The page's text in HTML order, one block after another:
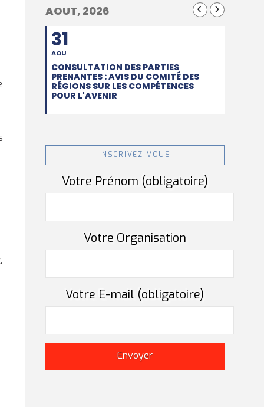
AOUT, 2026
31
AOU
CONSULTATION DES PARTIES
PRENANTES : AVIS DU COMITÉ DES
RÉGIONS SUR LES COMPÉTENCES
POUR L'AVENIR
INSCRIVEZ-VOUS
Votre Prénom (obligatoire)
Votre Organisation
Votre E-mail (obligatoire)